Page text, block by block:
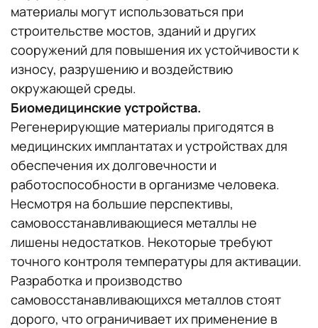
материалы могут использоваться при
строительстве мостов, зданий и других
сооружений для повышения их устойчивости к
износу, разрушению и воздействию
окружающей среды.
Биомедицинские устройства.
Регенерирующие материалы пригодятся в
медицинских имплантатах и устройствах для
обеспечения их долговечности и
работоспособности в организме человека.
Несмотря на большие перспективы,
самовосстанавливающиеся металлы не
лишены недостатков. Некоторые требуют
точного контроля температуры для активации.
Разработка и производство
самовосстанавливающихся металлов стоят
дорого, что ограничивает их применение в